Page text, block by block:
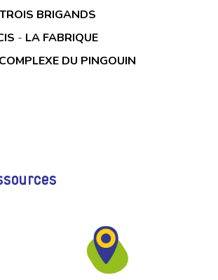
BRIGANDS
- LA FABRIQUE
DU PINGOUIN